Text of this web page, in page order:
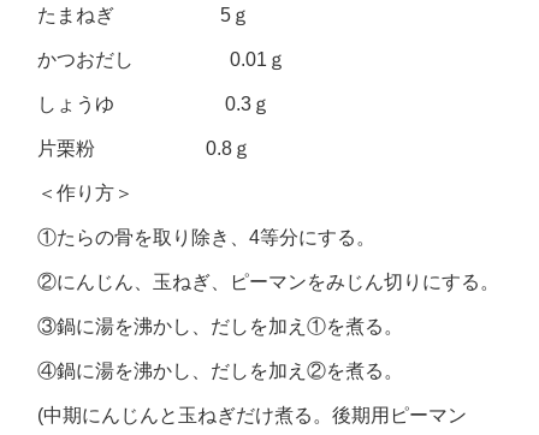
たまねぎ 5ｇ
かつおだし 0.01ｇ
しょうゆ 0.3ｇ
片栗粉 0.8ｇ
＜作り方＞
①たらの骨を取り除き、4等分にする。
②にんじん、玉ねぎ、ピーマンをみじん切りにする。
③鍋に湯を沸かし、だしを加え①を煮る。
④鍋に湯を沸かし、だしを加え②を煮る。
(中期にんじんと玉ねぎだけ煮る。後期用ピーマン